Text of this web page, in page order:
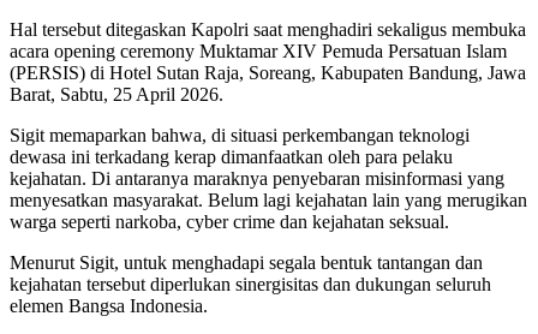
Hal tersebut ditegaskan Kapolri saat menghadiri sekaligus membuka
acara opening ceremony Muktamar XIV Pemuda Persatuan Islam
(PERSIS) di Hotel Sutan Raja, Soreang, Kabupaten Bandung, Jawa
Barat, Sabtu, 25 April 2026.
Sigit memaparkan bahwa, di situasi perkembangan teknologi
dewasa ini terkadang kerap dimanfaatkan oleh para pelaku
kejahatan. Di antaranya maraknya penyebaran misinformasi yang
menyesatkan masyarakat. Belum lagi kejahatan lain yang merugikan
warga seperti narkoba, cyber crime dan kejahatan seksual.
Menurut Sigit, untuk menghadapi segala bentuk tantangan dan
kejahatan tersebut diperlukan sinergisitas dan dukungan seluruh
elemen Bangsa Indonesia.